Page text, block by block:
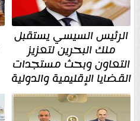
الرئيس السيسي يستقبل
ملك البحرين لتعزيز
التعاون وبحث مستجدات
القضايا الإقليمية والدولية